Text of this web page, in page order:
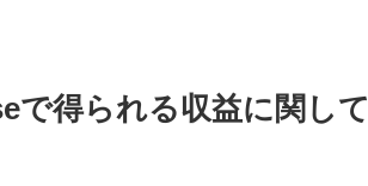
で得られる収益に関して